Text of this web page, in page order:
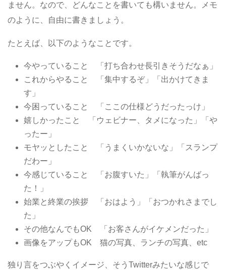
ません。なので、どんなことを書いても構いません。メモ
のように、自由に書きましょう。
たとえば、以下のようなことです。
今やっていること 「打ち合わせ長引きそうだなぁ」
これからやること 「集中するぞ」「出かけてきま
す」
今困っていること 「ここの仕様どうだったっけ」
嬉しかったこと 「ウェビナー、タメになった」「や
ったー」
モヤッとしたこと 「うまくいかないな」「スランプ
だわー」
今感じていること 「お腹すいた」「執筆がんばっ
た！」
始業と終業の挨拶 「おはよう」「おつかれさまでし
た」
その他なんでもOK 「お客さんがイケメンだった」
画像をアップもOK 猫の写真、ランチの写真、etc
独り言をつぶやくイメージ、そうTwitterみたいな感じで